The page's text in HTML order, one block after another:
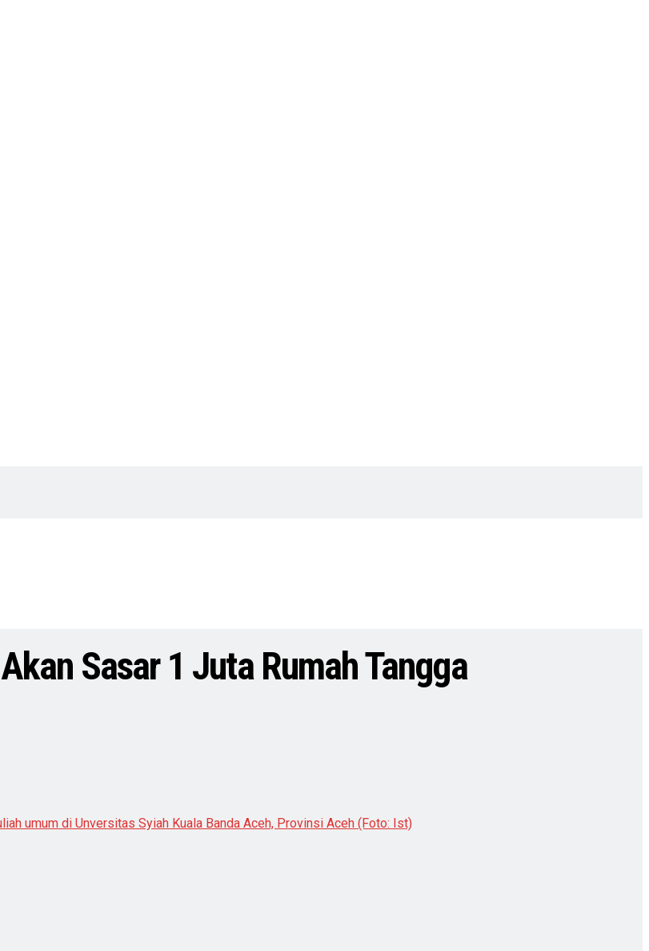
Sasar 1 Juta Rumah Tangga